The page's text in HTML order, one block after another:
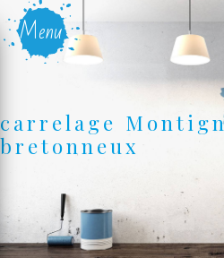
Menu
carrelage
bretonneux
Panneau de gestion des cookies